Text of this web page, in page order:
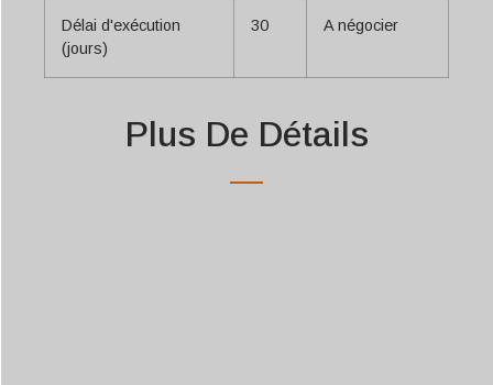
Délai d'exécution
(jours)
30 A négocier
Plus De Détails